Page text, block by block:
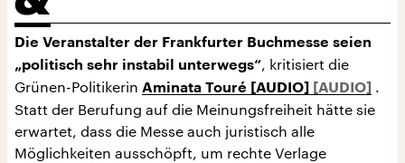
Die Veranstalter der Frankfurter Buchmesse seien
„politisch sehr instabil unterwegs“, kritisiert die
Grünen-Politikerin Aminata Touré [AUDIO]
.
Statt der Berufung auf die Meinungsfreiheit hätte sie
erwartet, dass die Messe auch juristisch alle
Möglichkeiten ausschöpft, um rechte Verlage